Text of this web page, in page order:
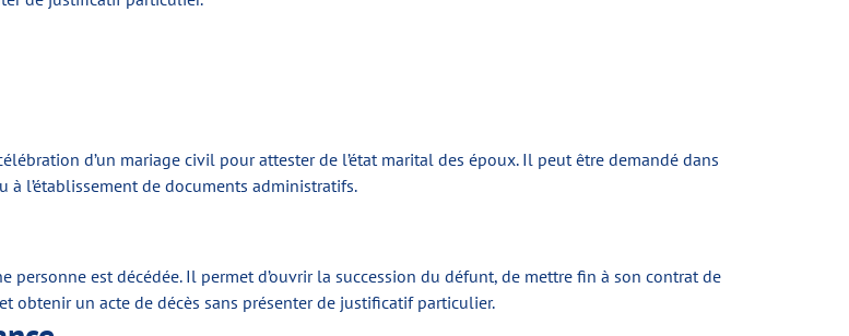
d’un mariage civil pour attester de l’état marital des époux. Il peut être demandé dans
à l’établissement de documents administratifs.
personne est décédée. Il permet d’ouvrir la succession du défunt, de mettre fin à son contrat de
obtenir un acte de décès sans présenter de justificatif particulier.